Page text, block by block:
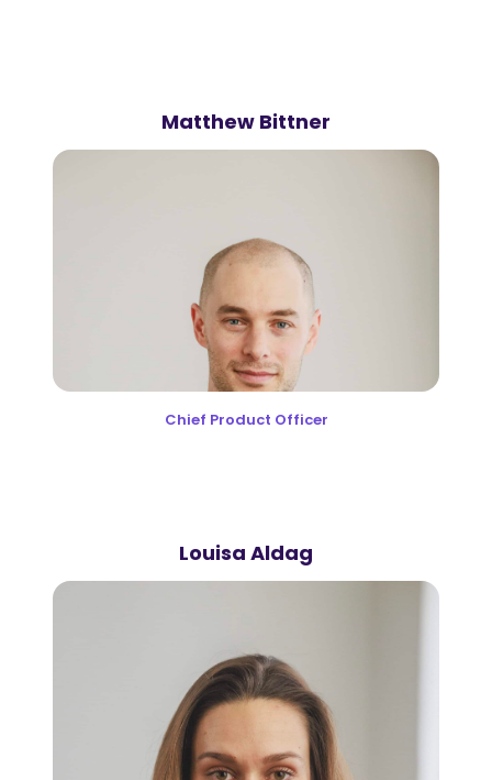
Matthew Bittner
Chief Product Officer
Louisa Aldag